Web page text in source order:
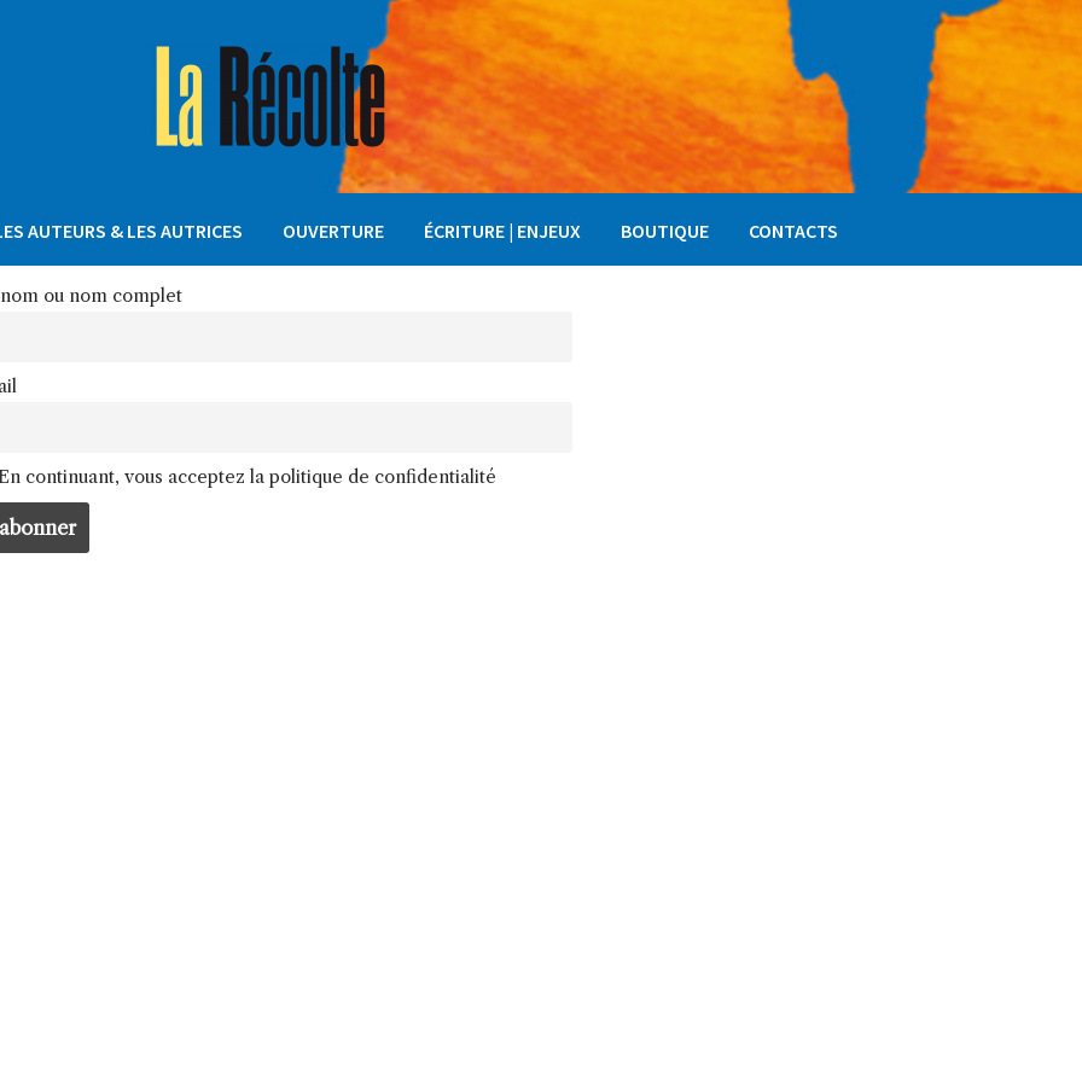
AUTEURS & LES AUTRICES OUVERTURE ÉCRITURE | ENJEUX BOUTIQUE CONTACTS
ou nom complet
En continuant, vous acceptez la politique de confidentialité